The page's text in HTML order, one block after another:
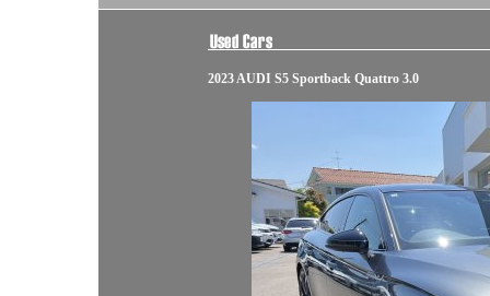
2023 AUDI S5 Sportback Quattro 3.0